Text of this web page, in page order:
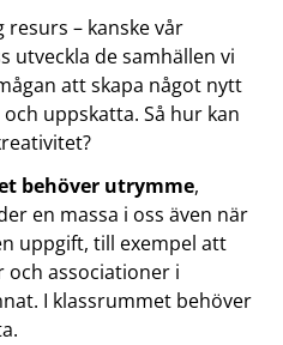
– kanske vår
utveckla de samhällen vi
att skapa något nytt
uppskatta. Så hur kan
behöver utrymme,
en massa i oss även när
uppgift, till exempel att
och associationer i
I klassrummet behöver